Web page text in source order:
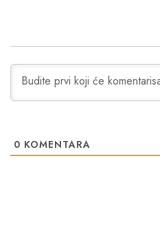
0 KOMENTARA